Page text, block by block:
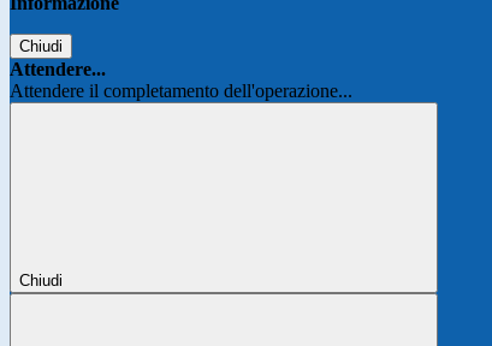
Chiudi
Attendere...
Attendere il completamento dell'operazione...
Chiudi